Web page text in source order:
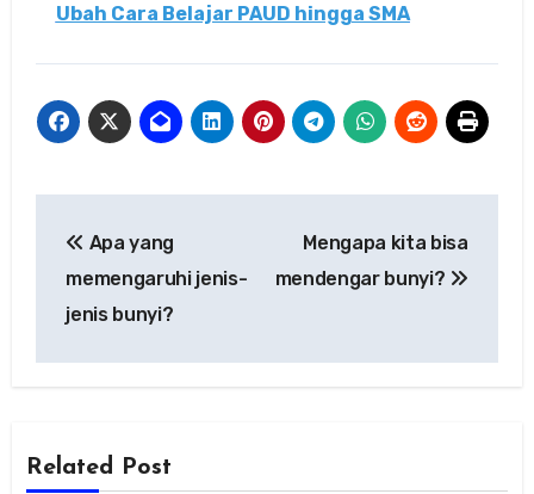
Ubah Cara Belajar PAUD hingga SMA
pos
Apa yang
memengaruhi jenis-
jenis bunyi?
Mengapa kita bisa
mendengar bunyi?
Related Post